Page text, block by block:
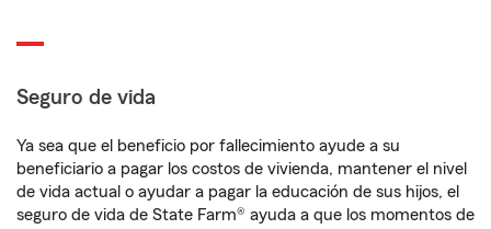
Seguro de vida
Ya sea que el beneficio por fallecimiento ayude a su
beneficiario a pagar los costos de vivienda, mantener el nivel
de vida actual o ayudar a pagar la educación de sus hijos, el
seguro de vida de State Farm® ayuda a que los momentos de